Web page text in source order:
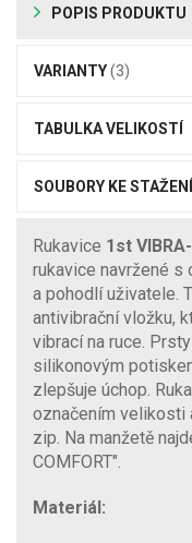
POPIS PRODUKTU
VARIANTY(3)
TABULKA VELIKOSTÍ
SOUBORY KE STAŽENÍ
Rukavice 1st
rukavice navržené s
a pohodlí uživatele.
antivibrační vložku,
vibrací na ruce.
silikonovým
zlepšuje úchop.
označením velikosti
zip. Na manžetě
COMFORT".
Materiál: